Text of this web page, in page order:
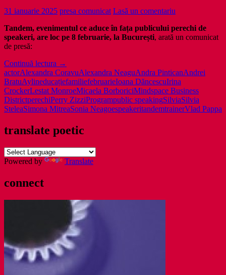
31 ianuarie 2025 presa comunicat Lasă un comentariu
Tandem, evenimentul ce aduce în fața publicului perechi de
speakeri, are loc pe 8 februarie, la București, arată un comunicat
de presă:
Continuă lectura Tandem:
Speakeri
în
perechi
la
București
februarie
→
actorAlexandra CoravuAlexandra NeaguAndra PinticanAndrei
BratuAylineducațiefamiliefebruarieIoana DăncescuIrina
CrockerLestat MonroeMicaela BorboriciMindspace Business
DistrictperechiPerry ZizziProgrampublic speakingSilviaSilvia
SteleaSimona MitreaSonia NeagoespeakeritandemtrainerVlad Pappa
translate poetic
Powered by Translate
connect